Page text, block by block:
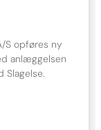
S opføres ny
anlæggelsen
Slagelse.